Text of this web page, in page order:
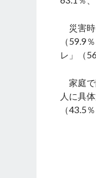
災害時
（59.9
レ」（
家庭で
人に具
（43.5